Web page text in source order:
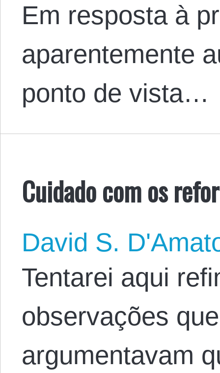
Em resposta à
aparentemente
ponto de vista…
Cuidado com os
David S.
Tentarei aqui
observações
argumentavam